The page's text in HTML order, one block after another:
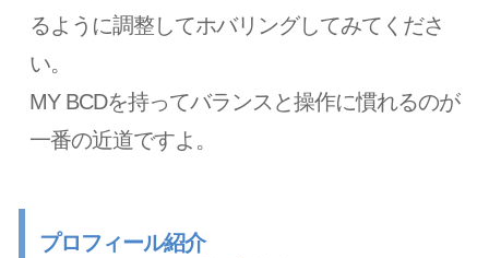
るように調整してホバリングしてみてくださ
い。
MY BCDを持ってバランスと操作に慣れるのが
一番の近道ですよ。
プロフィール紹介